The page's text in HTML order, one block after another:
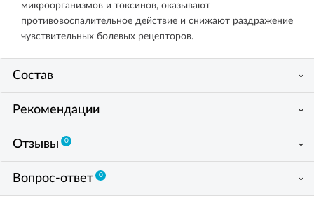
микроорганизмов и токсинов, оказывают
противовоспалительное действие и снижают раздражение
чувствительных болевых рецепторов.
Состав
Рекомендации
Отзывы 0
Вопрос-ответ 0